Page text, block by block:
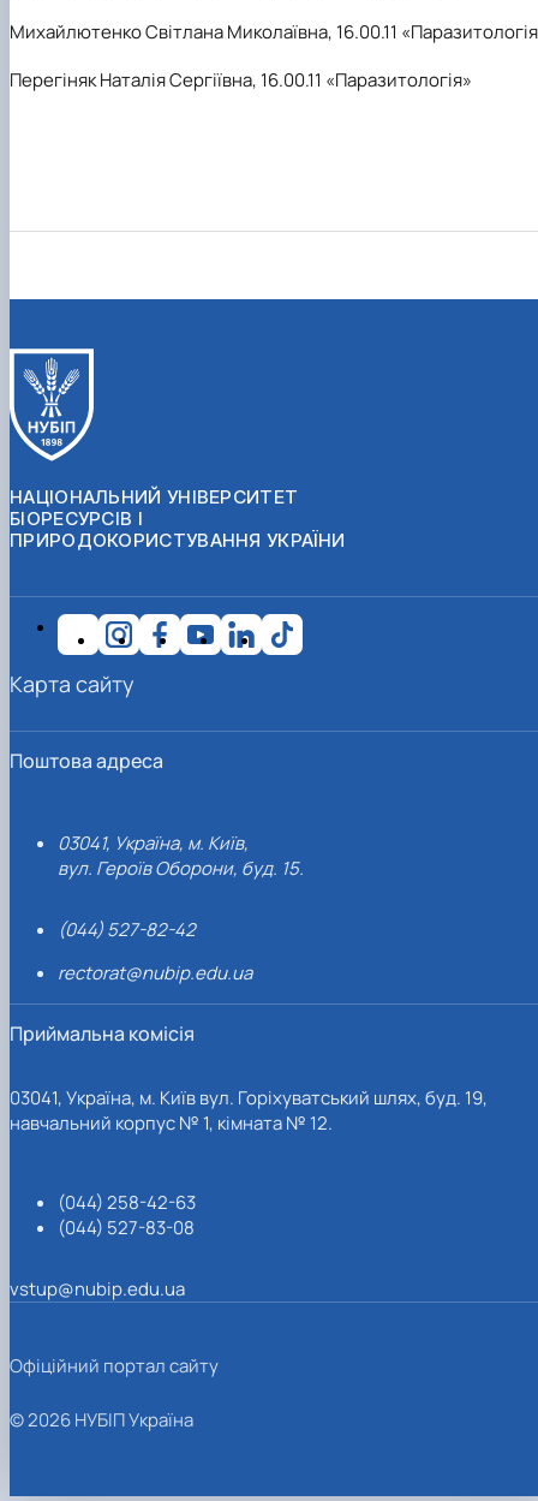
Михайлютенко Світлана Миколаївна, 16.00.11
Перегіняк Наталія Сергіївна, 16.00.11 «Паразитологія»
НАЦІОНАЛЬНИЙ УНІВЕРСИТЕТ
БІОРЕСУРСІВ І
ПРИРОДОКОРИСТУВАННЯ УКРАЇНИ
Поштова адреса
03041, Україна, м. Київ,
вул. Героїв Оборони, буд. 15.
(044) 527-82-42
rectorat@nubip.edu.ua
Приймальна комісія
03041, Україна, м. Київ вул. Горіхуватський шлях, буд. 19,
навчальний корпус № 1, кімната № 12.
(044) 258-42-63
(044) 527-83-08
vstup@nubip.edu.ua
Карта сайту
Офіційний портал сайту
© 2026 НУБІП Україна